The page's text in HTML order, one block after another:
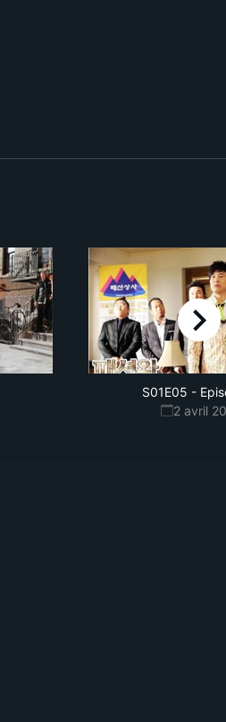
S01E05 -
2 avril
right